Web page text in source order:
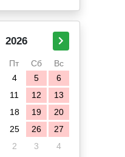
2026
Пт Сб Вс
4 5 6
11 12 13
18 19 20
25 26 27
2 3
4